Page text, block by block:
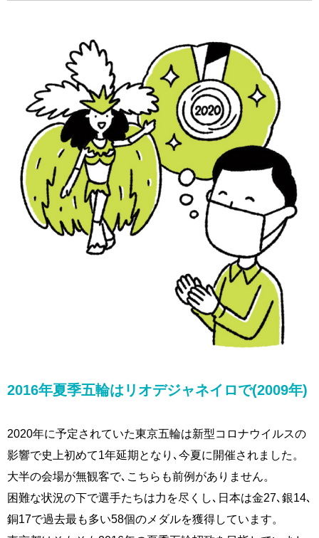
2016年夏季五輪はリオデジャネイロで(2009年)
2020年に予定されていた東京五輪は新型コロナウイルスの
影響で史上初めて1年延期となり､今夏に開催されました。
大半の会場が無観客で､こちらも前例がありません。
困難な状況の下で選手たちは力を尽くし､日本は金27､銀14､
銅17で過去最も多い58個のメダルを獲得しています。